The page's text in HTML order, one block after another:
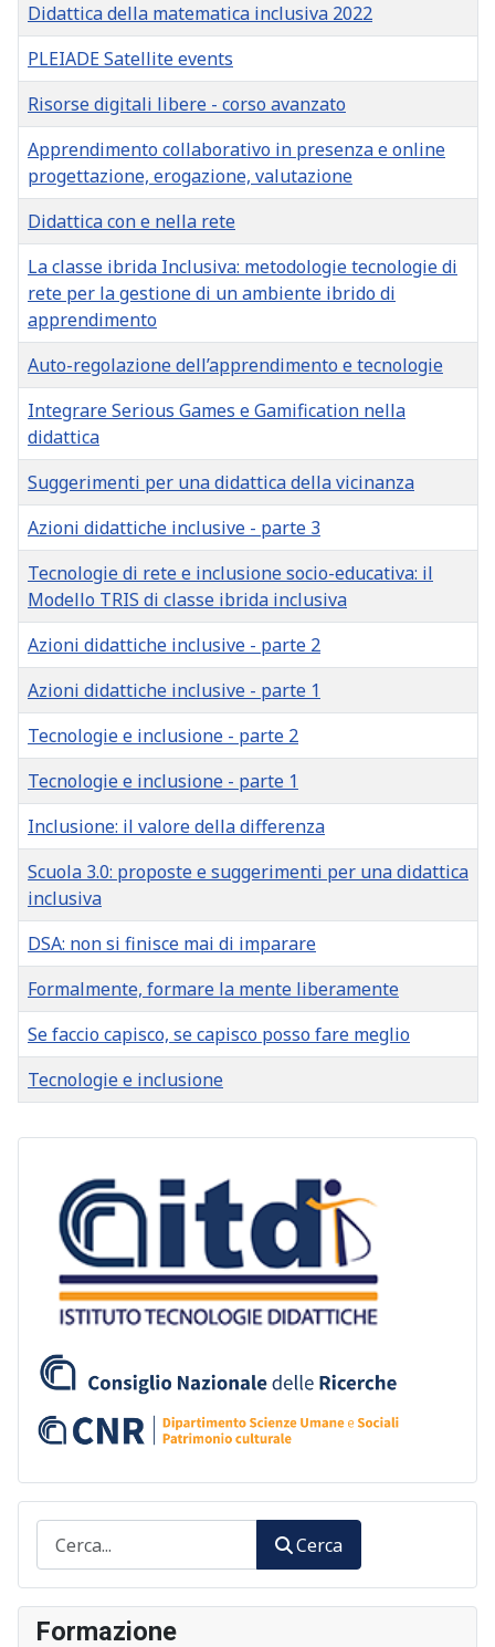
Cerca
Formazione
Didattica della matematica inclusiva 2022
PLEIADE Satellite events
Risorse digitali libere - corso avanzato
Apprendimento collaborativo in presenza e online
progettazione, erogazione, valutazione
Didattica con e nella rete
La classe ibrida Inclusiva: metodologie tecnologie di
rete per la gestione di un ambiente ibrido di
apprendimento
Auto-regolazione dell’apprendimento e tecnologie
Integrare Serious Games e Gamification nella
didattica
Suggerimenti per una didattica della vicinanza
Azioni didattiche inclusive - parte 3
Tecnologie di rete e inclusione socio-educativa: il
Modello TRIS di classe ibrida inclusiva
Azioni didattiche inclusive - parte 2
Azioni didattiche inclusive - parte 1
Tecnologie e inclusione - parte 2
Tecnologie e inclusione - parte 1
Inclusione: il valore della differenza
Scuola 3.0: proposte e suggerimenti per una didattica
inclusiva
DSA: non si finisce mai di imparare
Formalmente, formare la mente liberamente
Se faccio capisco, se capisco posso fare meglio
Tecnologie e inclusione